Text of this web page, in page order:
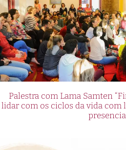
Palestra com Lama Samten
lidar com os ciclos da vida com